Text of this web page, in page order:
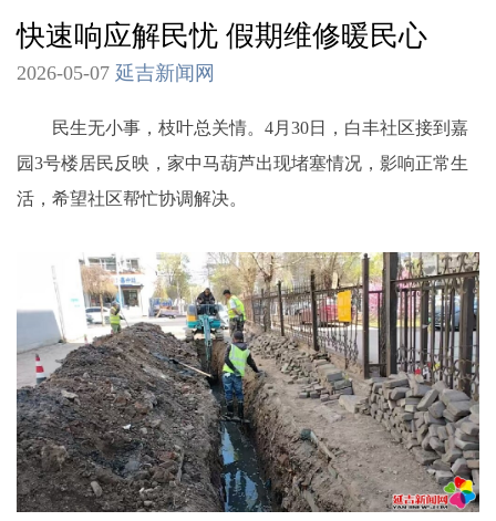
快速响应解民忧 假期维修暖民心
2026-05-07 延吉新闻网
民生无小事，枝叶总关情。4月30日，白丰社区接到嘉
园3号楼居民反映，家中马葫芦出现堵塞情况，影响正常生
活，希望社区帮忙协调解决。